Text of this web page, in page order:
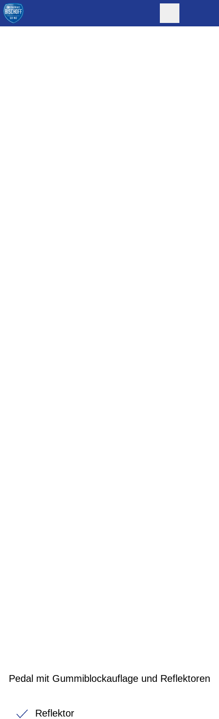
Pedal mit Gummiblockauflage und Reflektoren
Reflektor